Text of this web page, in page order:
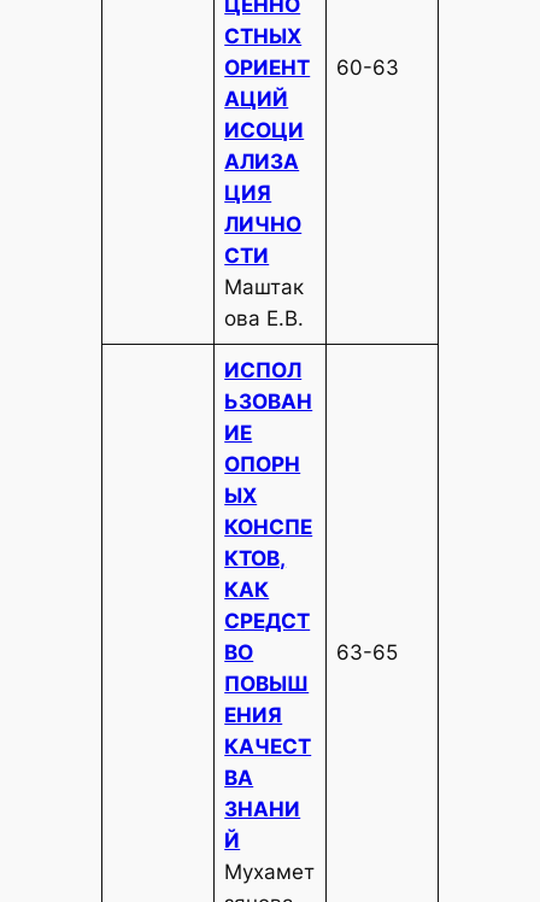
ЦЕННО
СТНЫХ
ОРИЕНТ
АЦИЙ
ИСОЦИ
АЛИЗА
ЦИЯ
ЛИЧНО
СТИ
Маштак
ова Е.В.
60-63
ИСПОЛ
ЬЗОВАН
ИЕ
ОПОРН
ЫХ
КОНСПЕ
КТОВ,
КАК
СРЕДСТ
ВО
ПОВЫШ
ЕНИЯ
КАЧЕСТ
ВА
ЗНАНИ
Й
Мухамет
63-65